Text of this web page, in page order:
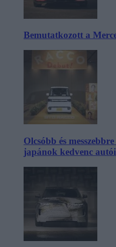
Bemutatkozott a
Olcsóbb és
japánok kedvenc